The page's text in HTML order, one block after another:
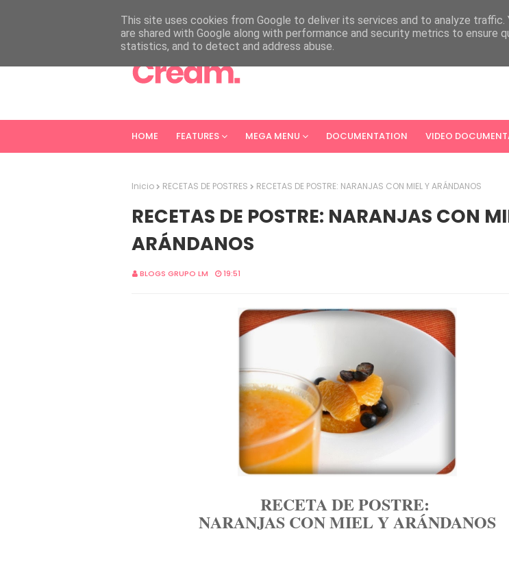
HOME FEATURES MEGA MENU DOCUMENTATION VIDEO
Inicio RECETAS DE POSTRES RECETAS DE POSTRE: NARANJAS CON MIEL Y ARÁNDANOS
RECETAS DE POSTRE: NARANJAS CON
ARÁNDANOS
BLOGS GRUPO LM 19:51
RECETA DE POSTRE:
NARANJAS CON MIEL Y ARÁNDANOS
This site uses cookies from Google to deliver its services and to analyze traffic.
are shared with Google along with performance and security metrics to ensure
statistics, and to detect and address abuse.